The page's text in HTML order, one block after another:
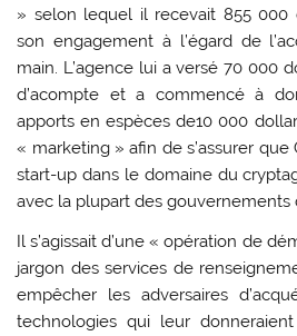
» selon lequel il recevait 855 000
son engagement à l’égard de
main. L’agence lui a versé 70 000
d’acompte et a commencé à
apports en espèces de10 000
« marketing » afin de s’assurer que
start-up dans le domaine du
avec la plupart des gouvernements
Il s’agissait d’une « opération de
jargon des services de
empêcher les adversaires
technologies qui leur